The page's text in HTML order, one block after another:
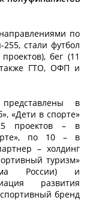
по
стали футбол
бег (11
также ГТО, ОФП и
в
«Дети в спорте»
проектов – в
по 10 – в
– холдинг
туризм»
России) и
развития
бренд